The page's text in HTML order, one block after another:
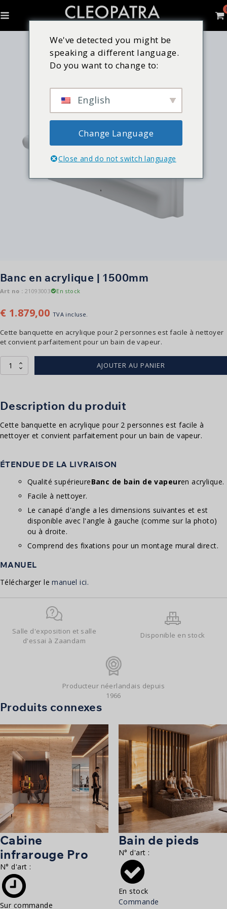
Banc en acrylique | 1500mm
Art no : 21093003 En stock
€ 1.879,00 TVA incluse.
Cette banquette en acrylique pour 2 personnes est facile à nettoyer
et convient parfaitement pour un bain de vapeur.
quantité
de
|
1500mm
AJOUTER AU PANIER
Description du produit
Cette banquette en acrylique pour 2 personnes est facile à
nettoyer et convient parfaitement pour un bain de vapeur.
ÉTENDUE DE LA LIVRAISON
Qualité supérieureBanc de bain de vapeuren acrylique.
Facile à nettoyer.
Le canapé d'angle a les dimensions suivantes et est
disponible avec l'angle à gauche (comme sur la photo)
ou à droite.
Comprend des fixations pour un montage mural direct.
MANUEL
Télécharger lemanuel ici.
Salle d'exposition et salle
d'essai à Zaandam
Disponible en stock
Producteur néerlandais depuis
1966
Produits connexes
Cabine
infrarouge Pro
N° d'art :
Sur commande
Bain de pieds
N° d'art :
En stock
Commande
We've detected you might be
speaking a different language.
Do you want to change to:
English
Change Language
Close and do not switch language